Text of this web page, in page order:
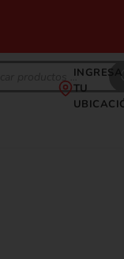
INGRESA
TU